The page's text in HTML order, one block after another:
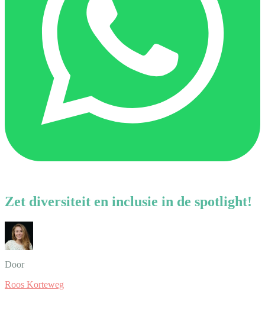
Zet diversiteit en inclusie in de spotlight!
Door
Roos Korteweg